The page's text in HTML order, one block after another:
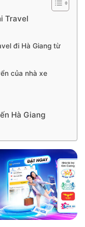
Travel
đi Hà Giang từ
của nhà xe
Hà Giang